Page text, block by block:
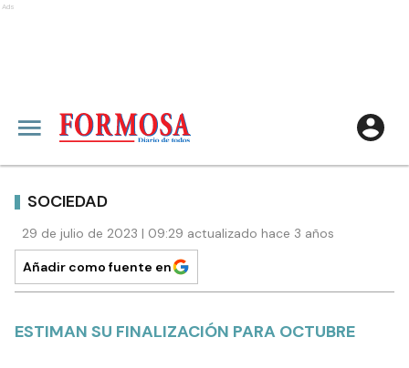
Ads
SOCIEDAD
29 de julio de 2023 | 09:29 actualizado hace 3 años
Añadir como fuente en
ESTIMAN SU FINALIZACIÓN PARA OCTUBRE